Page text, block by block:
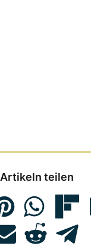
Artikeln teilen